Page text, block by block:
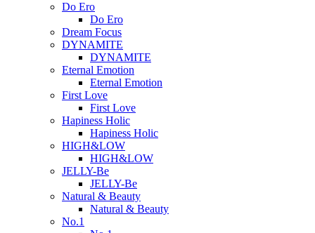
Do Ero
Do Ero
Dream Focus
DYNAMITE
DYNAMITE
Eternal Emotion
Eternal Emotion
First Love
First Love
Hapiness Holic
Hapiness Holic
HIGH&LOW
HIGH&LOW
JELLY-Be
JELLY-Be
Natural & Beauty
Natural & Beauty
No.1